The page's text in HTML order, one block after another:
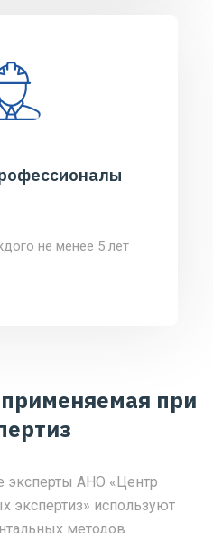
не менее 5 лет
при
эксперты АНО «Центр
экспертиз» используют
методов